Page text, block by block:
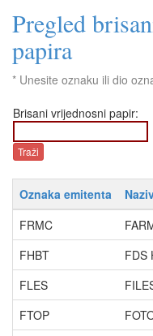
Pregled
papira
* Unesite oznaku ili dio
Brisani vrijednosni papir:
Oznaka emitenta
FRMC
FHBT
FDS
FLES
FTOP